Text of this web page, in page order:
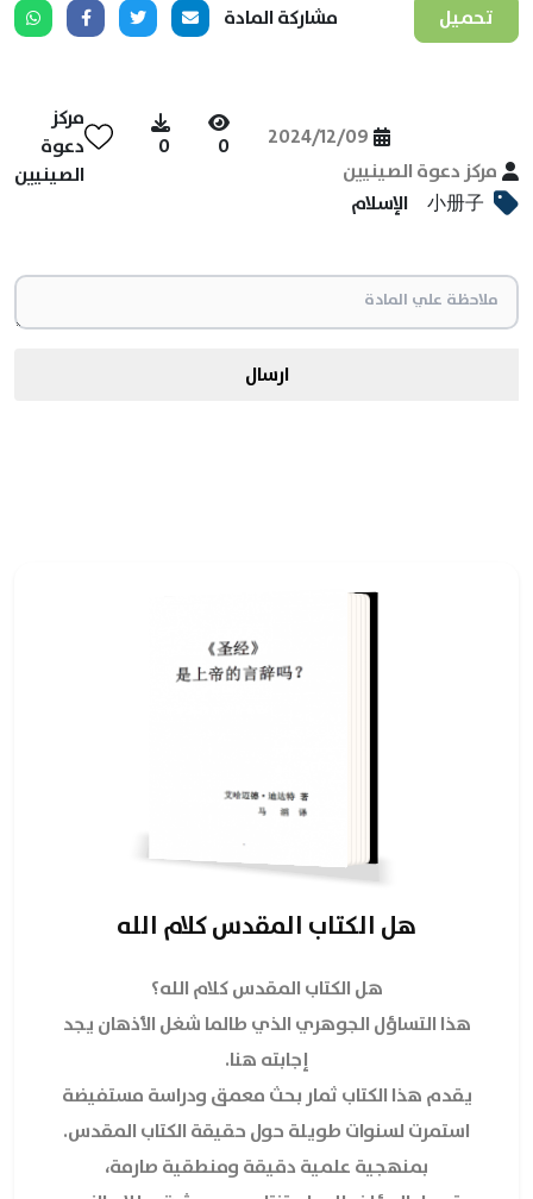
تحميل مشاركة المادة
مركز دعوة الصينيين
2024/12/09
0
0
مركز
دعوة
الصينيين
小册子
الإسلام
ارسال
هل الكتاب المقدس كلام الله
هل الكتاب المقدس كلام الله؟
هذا التساؤل الجوهري الذي طالما شغل الأذهان يجد
إجابته هنا.
يقدم هذا الكتاب ثمار بحث معمق ودراسة مستفيضة
استمرت لسنوات طويلة حول حقيقة الكتاب المقدس.
بمنهجية علمية دقيقة ومنطقية صارمة،